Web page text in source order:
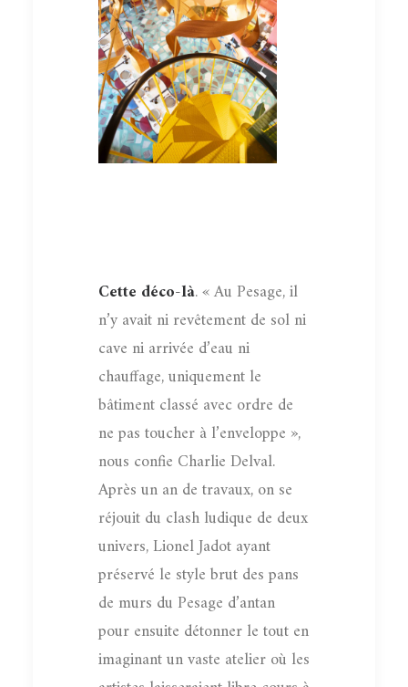
Cette déco-là. « Au Pesage, il
n’y avait ni revêtement de sol ni
cave ni arrivée d’eau ni
chauffage, uniquement le
bâtiment classé avec ordre de
ne pas toucher à l’enveloppe »,
nous confie Charlie Delval.
Après un an de travaux, on se
réjouit du clash ludique de deux
univers, Lionel Jadot ayant
préservé le style brut des pans
de murs du Pesage d’antan
pour ensuite détonner le tout en
imaginant un vaste atelier où les